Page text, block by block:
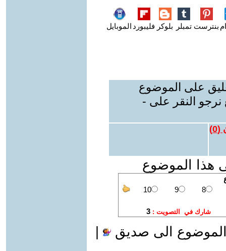
بنترست تمبلر بلوكر فليبورد الموبايل
على الموضوع
نرجو النقر على -
(
0
)
هذا الموضوع
الى صديق